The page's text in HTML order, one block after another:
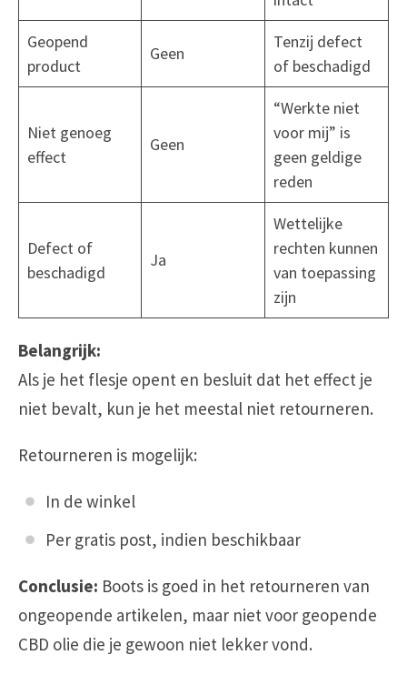
Geopend
product
Geen
Tenzij defect
of beschadigd
Niet genoeg
effect
Geen
“Werkte niet
voor mij” is
geen geldige
reden
Defect of
beschadigd
Ja
Wettelijke
rechten kunnen
van toepassing
zijn
Belangrijk:
Als je het flesje opent en besluit dat het effect je
niet bevalt, kun je het meestal niet retourneren.
Retourneren is mogelijk:
In de winkel
Per gratis post, indien beschikbaar
Conclusie: Boots is goed in het retourneren van
ongeopende artikelen, maar niet voor geopende
CBD olie die je gewoon niet lekker vond.